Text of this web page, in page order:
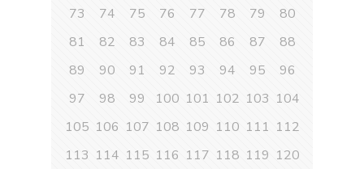
73
74 75 76 77 78 79
80
81
82 83 84 85 86 87
88
89
90 91 92 93 94 95
96
97
98 99 100 101 102 103 104
105 106 107 108 109 110 111 112
113 114 115 116 117 118 119 120